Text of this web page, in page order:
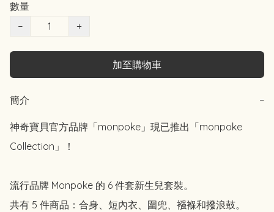
數量
−
+
加至購物車
簡介 −
神奇寶貝官方品牌「monpoke」現已推出「monpoke
Collection」！
流行品牌 Monpoke 的 6 件套新生兒套裝。
共有 5 件商品：合身、短內衣、圍兜、襁褓和撥浪鼓。